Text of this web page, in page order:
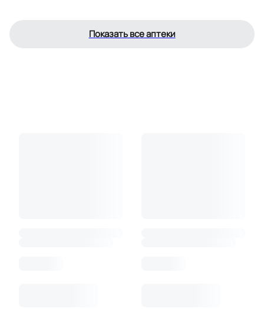
Показать все аптеки